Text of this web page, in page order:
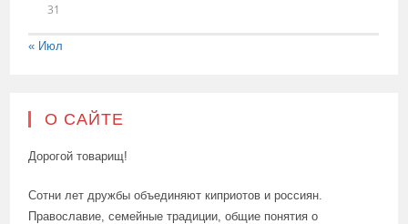
31
« Июл
О САЙТЕ
Дорогой товарищ!
Сотни лет дружбы объединяют киприотов и россиян.
Православие, семейные традиции, общие понятия о